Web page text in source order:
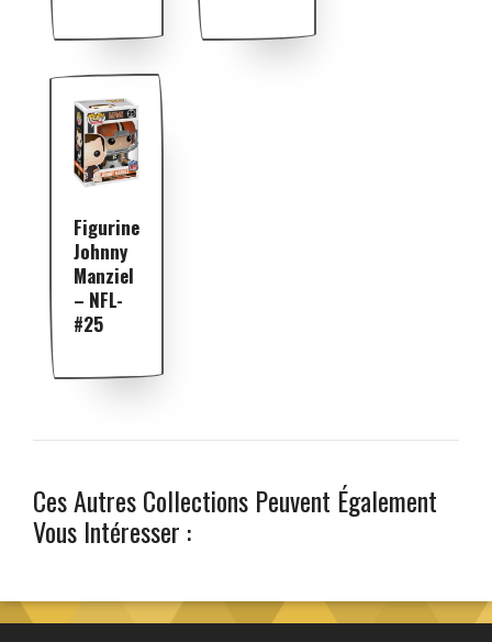
Figurine
Johnny
Manziel
– NFL-
#25
Ces Autres Collections Peuvent Également
Vous Intéresser :